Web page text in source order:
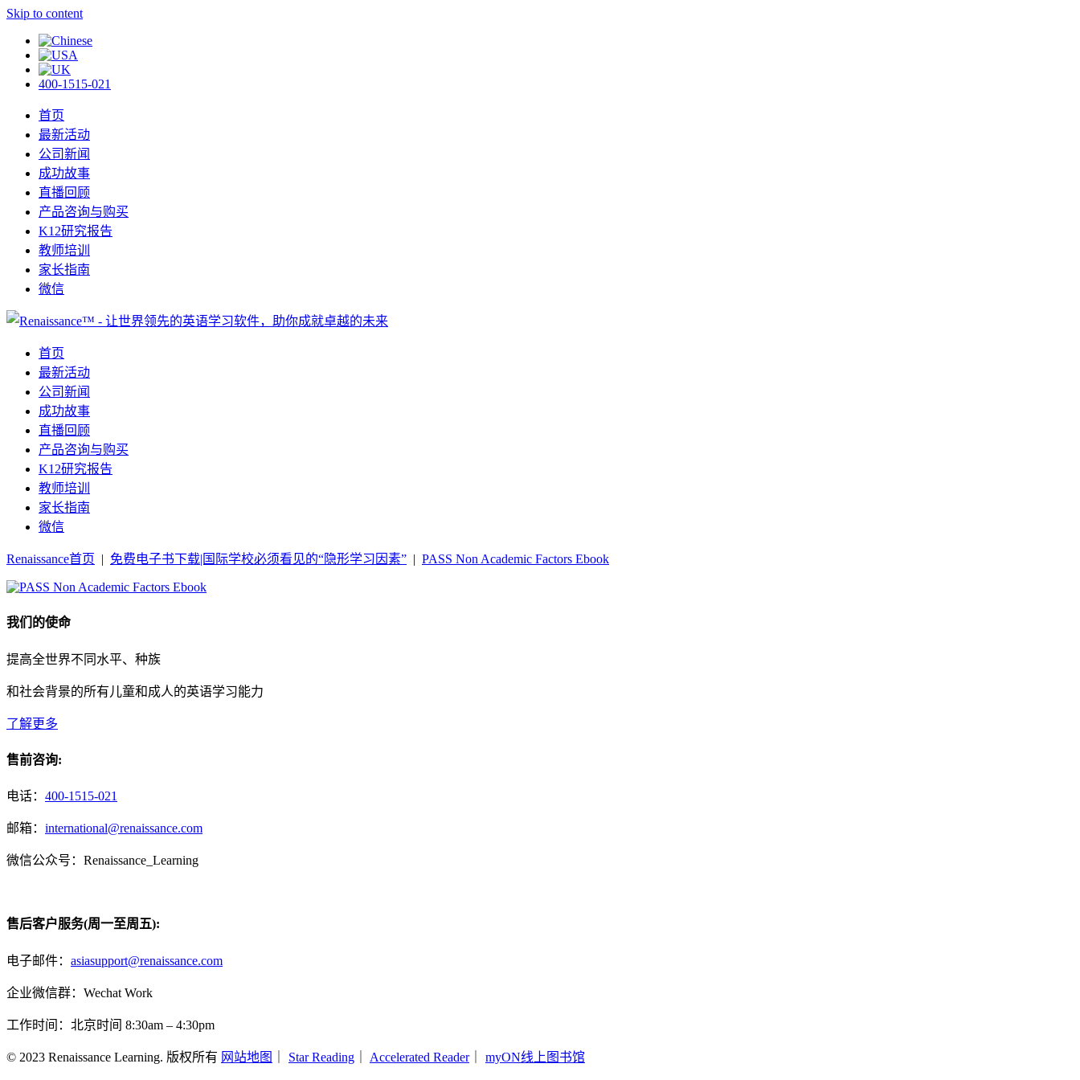
Skip to content
400-1515-021
首页
最新活动
公司新闻
成功故事
直播回顾
产品咨询与购买
K12研究报告
教师培训
家长指南
微信
首页
最新活动
公司新闻
成功故事
直播回顾
产品咨询与购买
K12研究报告
教师培训
家长指南
微信
Renaissance首页 | 免费电子书下载|国际学校必须看见的“隐形学习因素” | PASS Non Academic Factors Ebook
我们的使命
提高全世界不同水平、种族
和社会背景的所有儿童和成人的英语学习能力
了解更多
售前咨询:
电话： 400-1515-021
邮箱： international@renaissance.com
微信公众号：Renaissance_Learning
售后客户服务(周一至周五):
电子邮件： asiasupport@renaissance.com
企业微信群：Wechat Work
工作时间：北京时间 8:30am – 4:30pm
© 2023 Renaissance Learning. 版权所有 网站地图 Star Reading Accelerated Reader｜ myON线上图书馆